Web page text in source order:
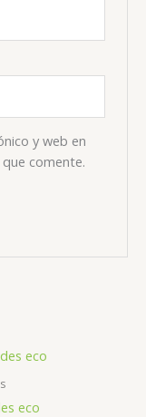
y web en
comente.
eco